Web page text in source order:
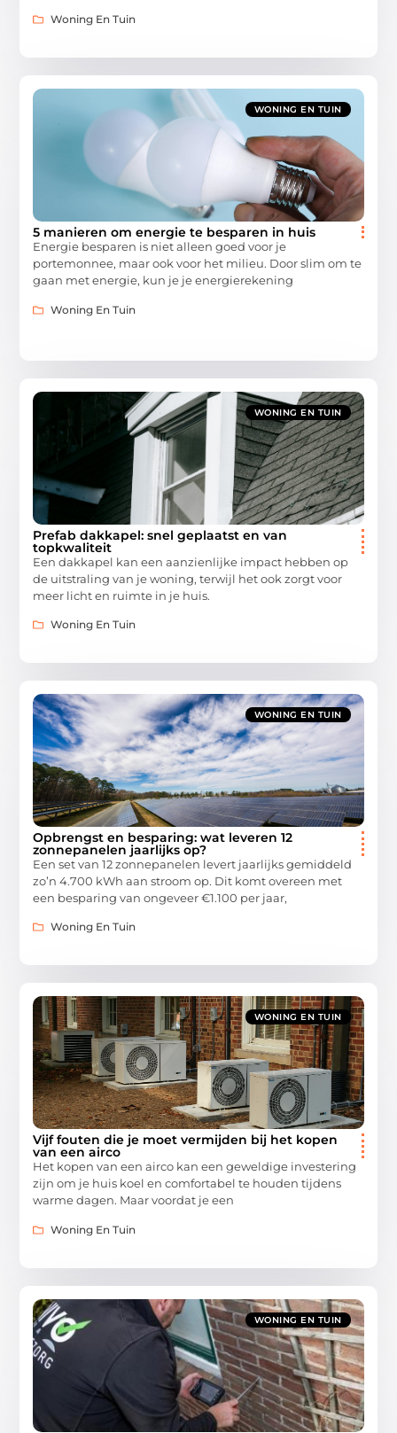
Woning En Tuin
WONING EN TUIN
5 manieren om energie te besparen in huis
Energie besparen is niet alleen goed voor je
portemonnee, maar ook voor het milieu. Door slim om te
gaan met energie, kun je je energierekening
Woning En Tuin
WONING EN TUIN
Prefab dakkapel: snel geplaatst en van
topkwaliteit
Een dakkapel kan een aanzienlijke impact hebben op
de uitstraling van je woning, terwijl het ook zorgt voor
meer licht en ruimte in je huis.
Woning En Tuin
WONING EN TUIN
Opbrengst en besparing: wat leveren 12
zonnepanelen jaarlijks op?
Een set van 12 zonnepanelen levert jaarlijks gemiddeld
zo’n 4.700 kWh aan stroom op. Dit komt overeen met
een besparing van ongeveer €1.100 per jaar,
Woning En Tuin
WONING EN TUIN
Vijf fouten die je moet vermijden bij het kopen
van een airco
Het kopen van een airco kan een geweldige investering
zijn om je huis koel en comfortabel te houden tijdens
warme dagen. Maar voordat je een
Woning En Tuin
WONING EN TUIN